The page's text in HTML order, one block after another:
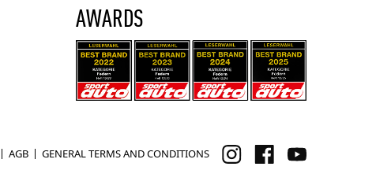
AWARDS
AGB GENERAL TERMS AND CONDITIONS